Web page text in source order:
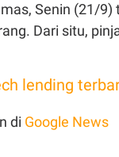
Senin (21/
Dari situ,
lending
di Google News